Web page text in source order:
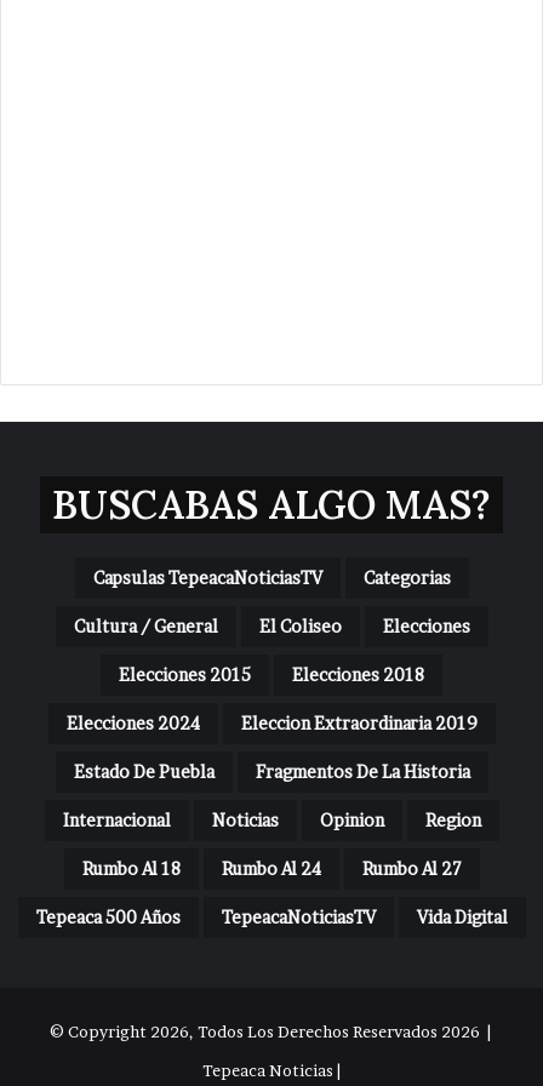
BUSCABAS ALGO MAS?
Capsulas TepeacaNoticiasTV Categorias
Cultura / General El Coliseo Elecciones
Elecciones 2015 Elecciones 2018
Elecciones 2024 Eleccion Extraordinaria 2019
Estado De Puebla Fragmentos De La Historia
Internacional Noticias Opinion Region
Rumbo Al 18 Rumbo Al 24 Rumbo Al 27
Tepeaca 500 Años TepeacaNoticiasTV Vida Digital
© Copyright 2026, Todos Los Derechos Reservados 2026 |
Tepeaca Noticias |